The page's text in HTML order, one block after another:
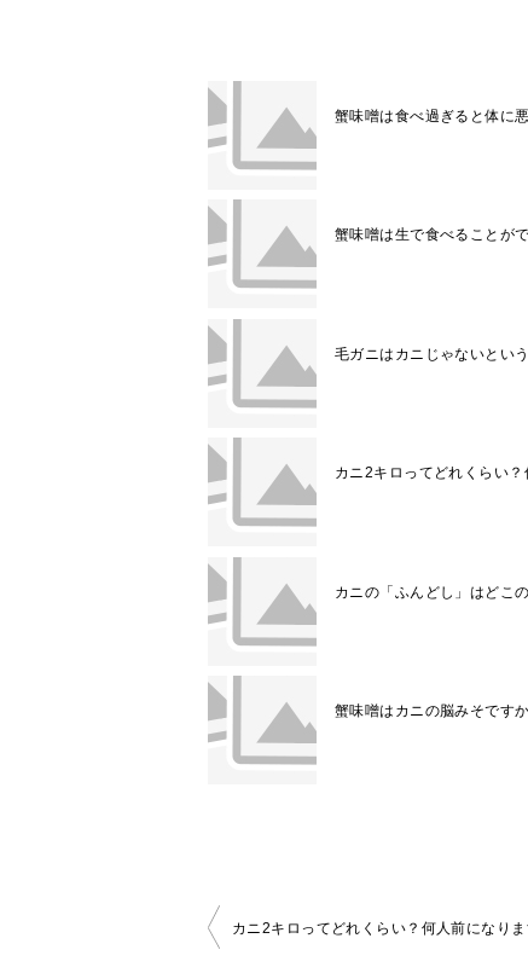
蟹味噌は食べ過ぎると体に
蟹味噌は生で食べることが
毛ガニはカニじゃないとい
カニ2キロってどれくらい？
カニの「ふんどし」はどこ
蟹味噌はカニの脳みそです
投
稿
カニ2キロってどれくらい？何人前になりま